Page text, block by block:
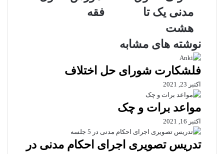
فقه
مدنی یک تا
هشت
نوشته های مشابه
فلشکارت شورای حل اختلاف
اکتبر 23, 2021
مواعد برات و چک
اکتبر 16, 2021
تدریس تصویری اجرای احکام مدنی در